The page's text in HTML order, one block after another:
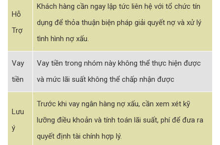
Hỗ
Trợ
Khách hàng cần ngay lập tức liên hệ với tổ chức tín
dụng để thỏa thuận biện pháp giải quyết nợ và xử lý
tình hình nợ xấu.
Vay
tiền
Vay tiền trong nhóm này không thể thực hiện được
và mức lãi suất không thể chấp nhận được
Lưu
ý
Trước khi vay ngân hàng nợ xấu, cần xem xét kỹ
lưỡng điều khoản và tính toán lãi suất, phí để đưa ra
quyết định tài chính hợp lý.